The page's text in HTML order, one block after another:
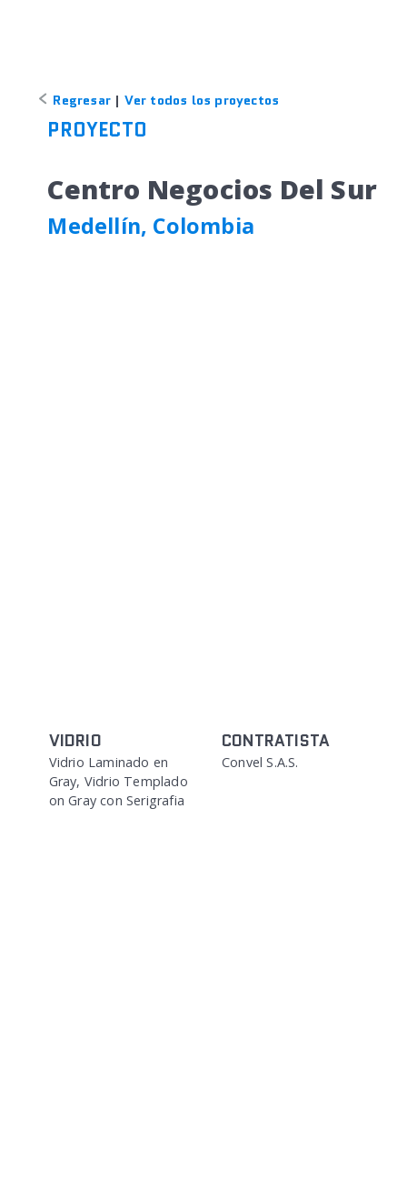
Regresar | Ver todos los proyectos
PROYECTO
Centro Negocios Del Sur
Medellín, Colombia
VIDRIO
Vidrio Laminado en
Gray, Vidrio Templado
on Gray con Serigrafia
CONTRATISTA
Convel S.A.S.